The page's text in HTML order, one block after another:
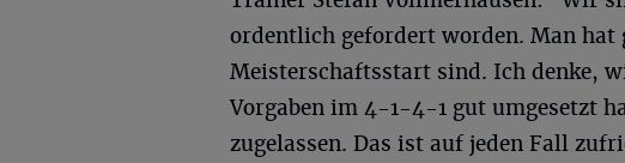
ordentlich gefordert worden. Man hat
Meisterschaftsstart sind. Ich denke,
Vorgaben im 4-1-4-1 gut umgesetzt
zugelassen. Das ist auf jeden Fall